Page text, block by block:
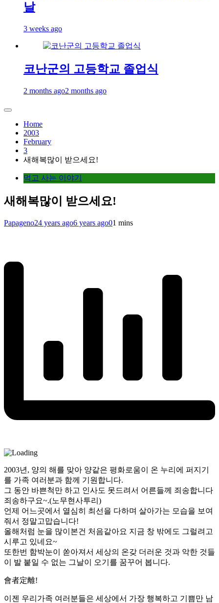
날
3 weeks ago
코난군의 고등학교 졸업식
2 months ago2 months ago
Home
2003
February
3
새해복많이 받으세요!
먹고 사는 이야기
새해복많이 받으세요!
Papageno24 years ago6 years ago01 mins
2003년, 양의 해를 맞아 양같은 평화로움이 온 누리에 퍼지기
를 가족 여러분과 함께 기원합니다.
그 동안 바쁜척만 하고 인사도 못드려서 어른들께 죄송합니다
죄송하구요~.(노무현사투리)
언제 어느곳에서 열심히 최선을 다하며 살아가는 모습을 보여
줘서 정말고맙습니다!
올해처럼 눈을 많이본건 처음같아요 지금 창 밖에도 그럴려고
시루고 있네요~
또한번 함박눈이 쏟아져서 세상의 온갖 더러운 것과 악한 것들
이 발 붙일 수 없는 그날이 오기를 꿈꾸어 봅니다.
會者定離!
이젠 우리가족 여러분들은 세상에서 가장 행복하고 기쁨만 남